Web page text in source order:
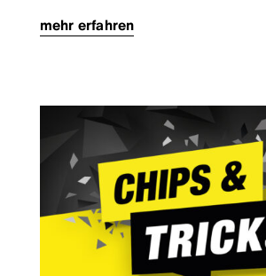
mehr erfahren